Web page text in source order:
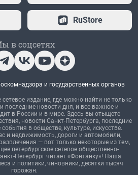
RuStore
в соцсетях
и государственных органов
издание, где можно найти не только
последние новости дня, и все важное и
в России и в мире. Здесь вы отыщете
новости Санкт-Петербурга, последние
в обществе, культуре, искусстве.
и недвижимость, дороги и автомобили,
— вот только некоторые из тем,
петербургское сетевое общественно-
Петербург читает «Фонтанку»! Наша
и политики, чиновники, десятки тысяч
горожан.